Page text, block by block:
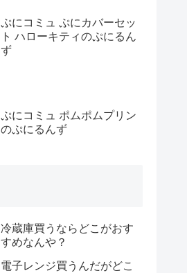
ぷにコミュ ぷにカバーセッ
ト ハローキティのぷにるん
ず
ぷにコミュ ポムポムプリン
のぷにるんず
冷蔵庫買うならどこがおす
すめなんや？
電子レンジ買うんだがどこ